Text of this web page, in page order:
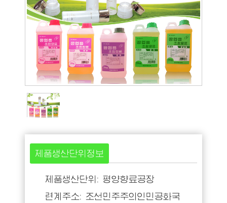
제품생산단위정보
제품생산단위: 평양향료공장
련계주소: 조선민주주의인민공화국